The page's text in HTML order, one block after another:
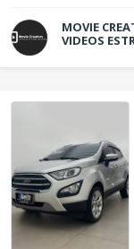
MOVIE
VIDEOS